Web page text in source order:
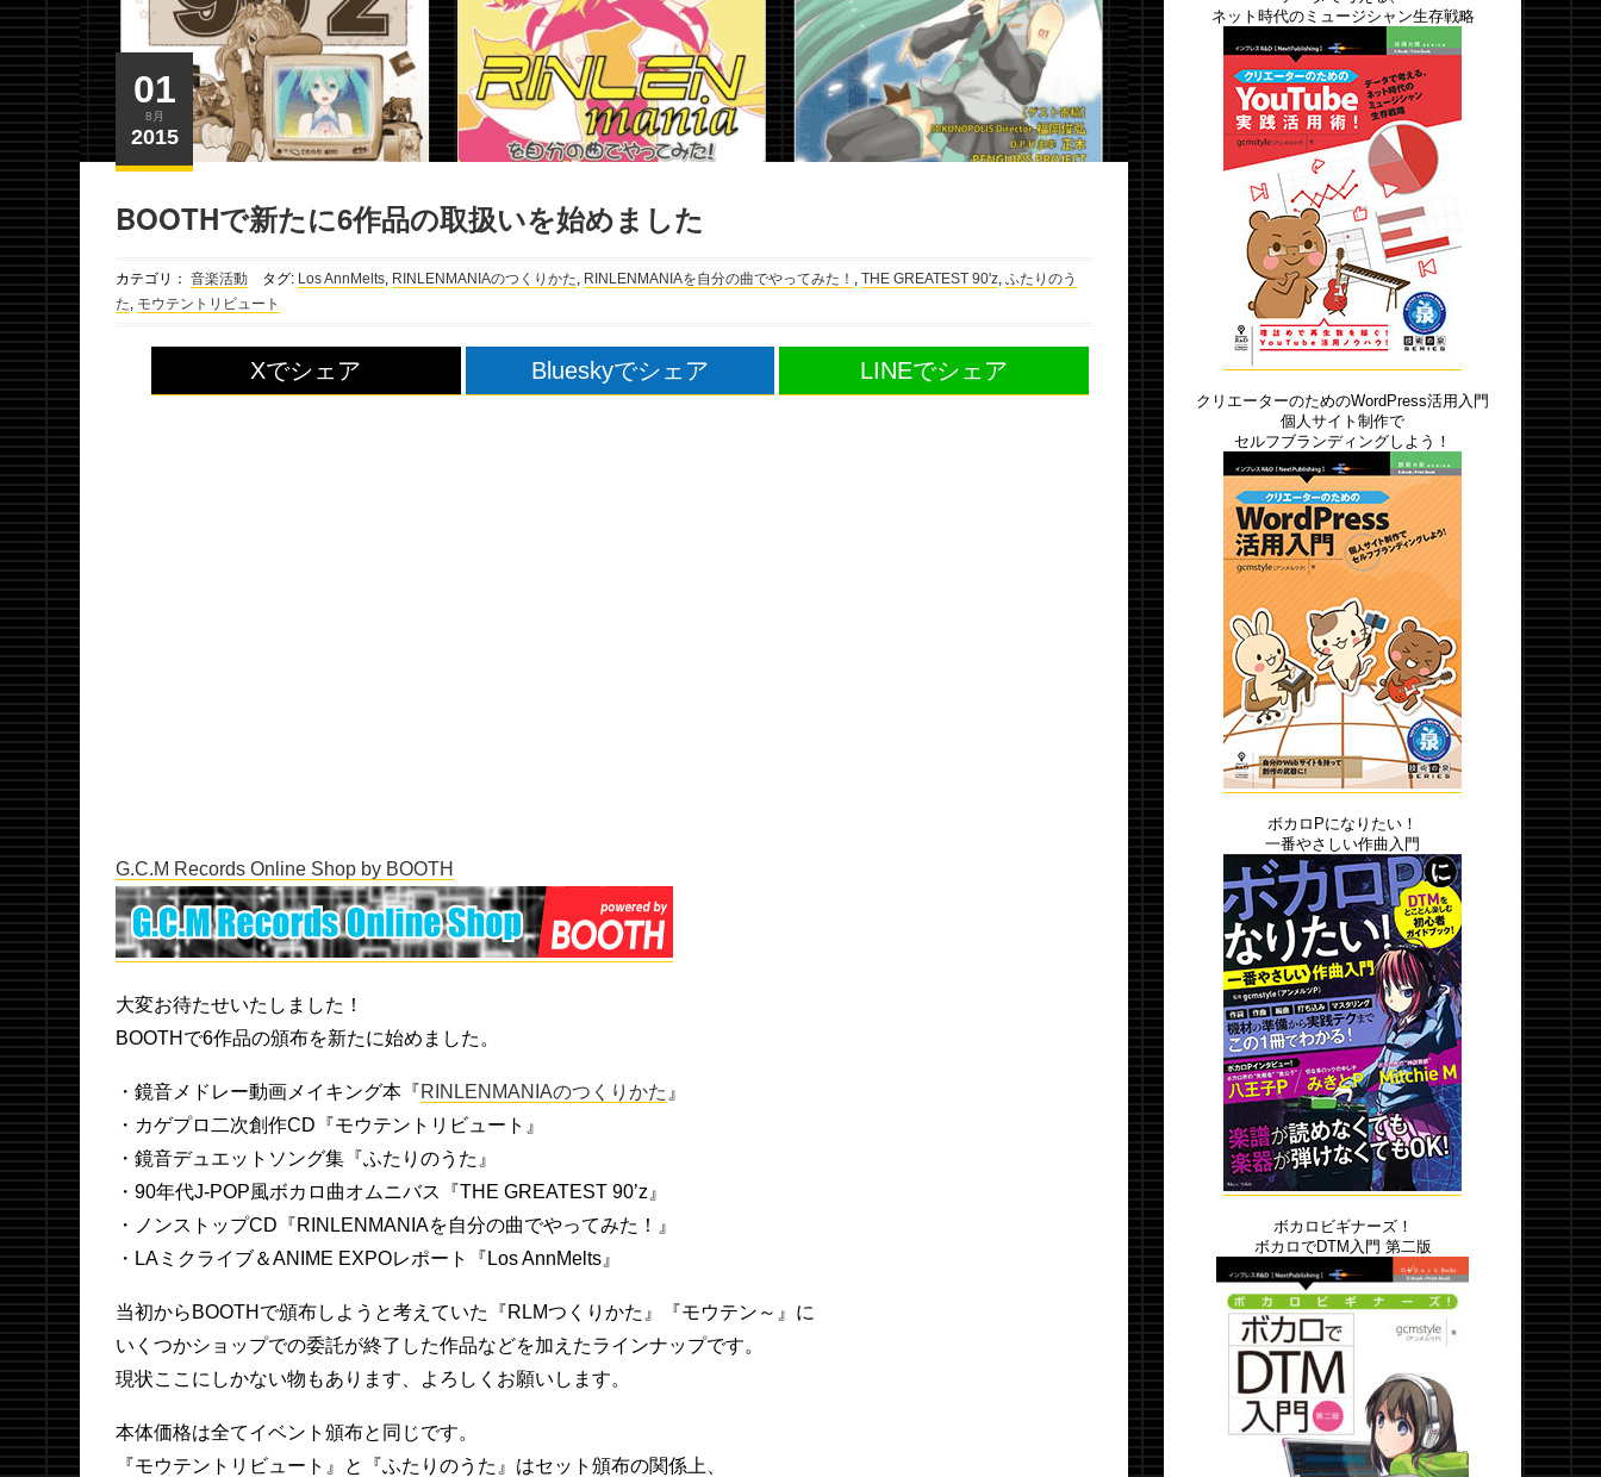
01
8月
2015
BOOTHで新たに6作品の取扱いを始めました
カテゴリ： 音楽活動 タグ: Los AnnMelts, RINLENMANIAのつくりかた, RINLENMANIAを自分の曲でやってみた！ , THE GREATEST 90'z, ふたりのう
た, モウテントリビュート
Xでシェア Blueskyでシェア LINEでシェア
G.C.M Records Online Shop by BOOTH
大変お待たせいたしました！
BOOTHで6作品の頒布を新たに始めました。
・鏡音メドレー動画メイキング本『RINLENMANIAのつくりかた 』
・カゲプロ二次創作CD『モウテントリビュート』
・鏡音デュエットソング集『ふたりのうた』
・90年代J-POP風ボカロ曲オムニバス『THE GREATEST 90’z』
・ノンストップCD『RINLENMANIAを自分の曲でやってみた！』
・LAミクライブ＆ANIME EXPOレポート『Los AnnMelts』
当初からBOOTHで頒布しようと考えていた『RLMつくりかた』『モウテン～』に
いくつかショップでの委託が終了した作品などを加えたラインナップです。
現状ここにしかない物もあります、よろしくお願いします。
本体価格は全てイベント頒布と同じです。
『モウテントリビュート』と『ふたりのうた』はセット頒布の関係上、
ネット時代のミュージシャン生存戦略
クリエーターのためのWordPress活用入門
個人サイト制作で
セルフブランディングしよう！
ボカロPになりたい！
一番やさしい作曲入門
ボカロビギナーズ！
ボカロでDTM入門 第二版